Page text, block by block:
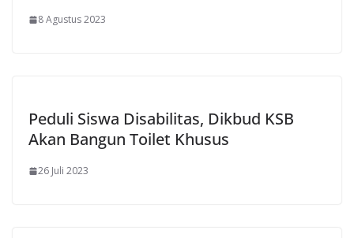
8 Agustus 2023
Peduli Siswa Disabilitas, Dikbud KSB
Akan Bangun Toilet Khusus
26 Juli 2023